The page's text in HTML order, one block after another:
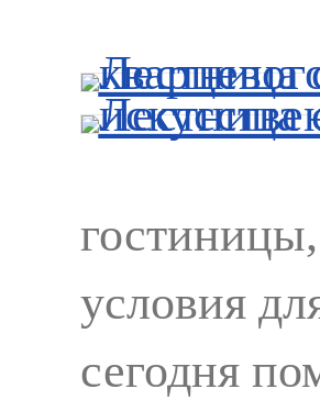
условия
сегодня